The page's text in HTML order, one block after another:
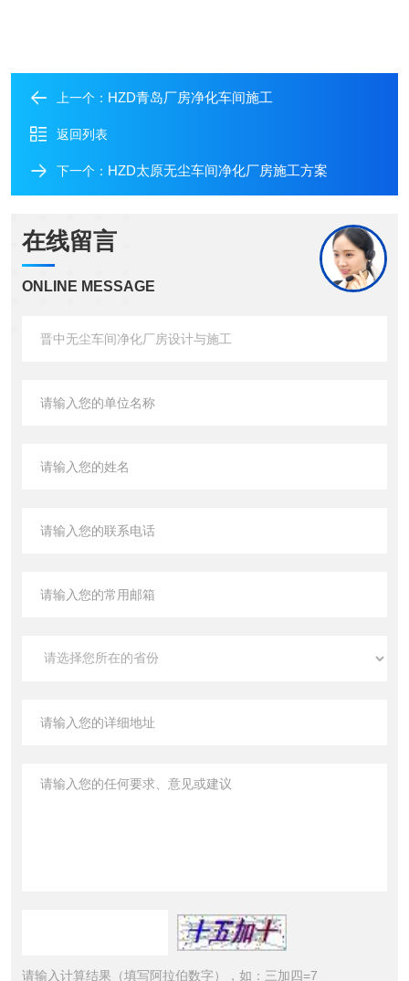
上一个： HZD青岛厂房净化车间施工
返回列表
下一个： HZD太原无尘车间净化厂房施工方案
在线留言
ONLINE MESSAGE
请输入计算结果（填写阿拉伯数字），如：三加四=7